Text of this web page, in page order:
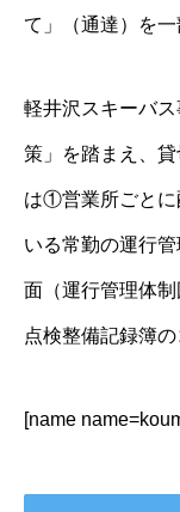
て」（通達）を一
軽井沢スキーバ
策」を踏まえ、
は①営業所ごとに
いる常勤の運行
面（運行管理体
点検整備記録簿
[name